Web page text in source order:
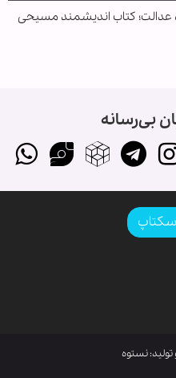
عدالت؛ کتاب اندیشمند مسیحی
بی‌رسانه
نستوه